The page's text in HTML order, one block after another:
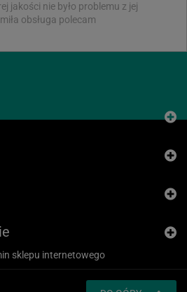
Świetna współpraca, natychmiastowy
pilny projekt i druk dwóch dużych